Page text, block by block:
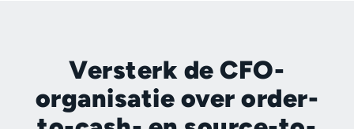
Versterk de CFO-
organisatie over order-